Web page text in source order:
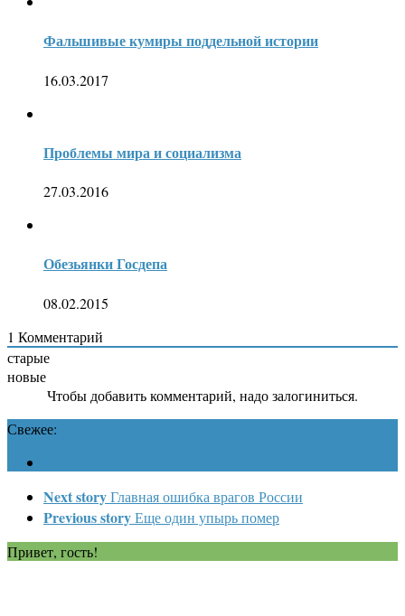
Фальшивые кумиры поддельной истории
16.03.2017
Проблемы мира и социализма
27.03.2016
Обезьянки Госдепа
08.02.2015
1 Комментарий
старые
новые
Чтобы добавить комментарий, надо залогиниться.
Свежее:
Next storyГлавная ошибка врагов России
Previous storyЕще один упырь помер
Привет, гость!